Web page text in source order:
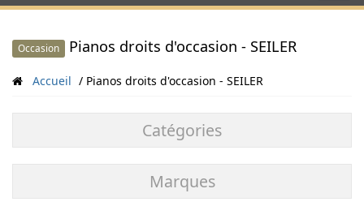
Occasion Pianos droits d'occasion - SEILER
Accueil Pianos droits d'occasion - SEILER
Catégories
Marques